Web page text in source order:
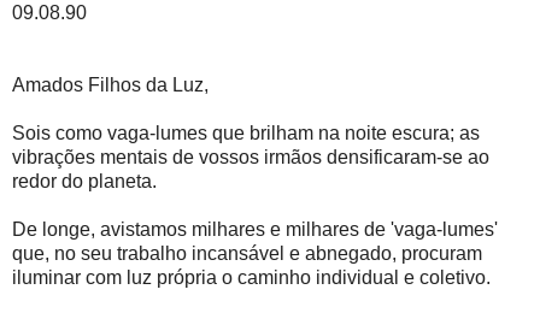
09.08.90
Amados Filhos da Luz,
Sois como vaga-lumes que brilham na noite escura; as
vibrações mentais de vossos irmãos densificaram-se ao
redor do planeta.
De longe, avistamos milhares e milhares de 'vaga-lumes'
que, no seu trabalho incansável e abnegado, procuram
iluminar com luz própria o caminho individual e coletivo.